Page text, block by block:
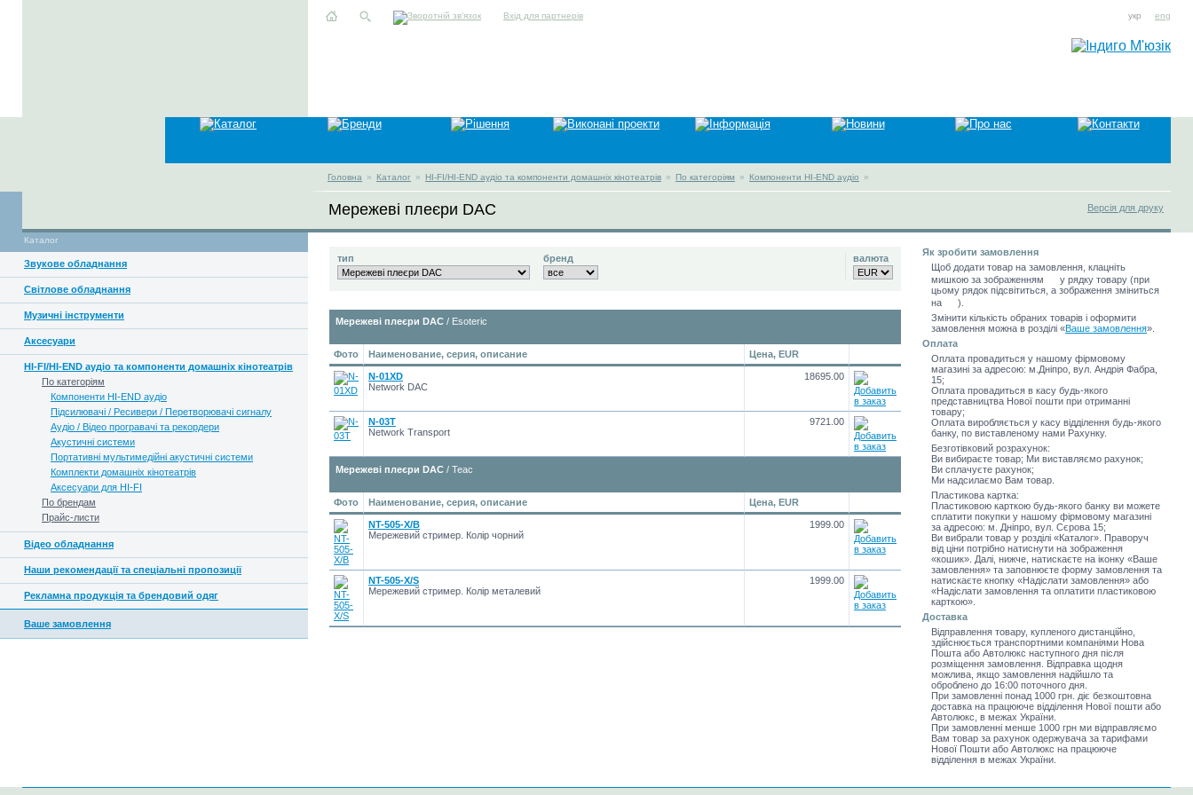
Вхід для партнерів укр eng
Головна » Каталог » HI-FI/HI-END аудіо та компоненти домашніх кінотеатрів » По категоріям » Компоненти HI-END аудіо »
Мережеві плеєри DAC Версія для друку
Каталог
Звукове обладнання
Світлове обладнання
Музичні інструменти
Аксесуари
HI-FI/HI-END аудіо та компоненти домашніх кінотеатрів
По категоріям
Компоненти HI-END аудіо
Підсилювачі / Ресивери / Перетворювачі сигналу
Аудіо / Відео програвачі та рекордери
Акустичні системи
Портативні мультимедійні акустичні системи
Комплекти домашніх кінотеатрів
Аксесуари для HI-FI
По брендам
Прайс-листи
Відео обладнання
Наши рекомендації та спеціальні пропозиції
Рекламна продукція та брендовий одяг
Ваше замовлення
валюта
тип бренд
Мережеві плеєри DAC / Esoteric
Фото Наименование, серия, описание Цена, EUR
N-01XD
Network DAC
18695.00
N-03T
Network Transport
9721.00
Мережеві плеєри DAC / Teac
Фото Наименование, серия, описание Цена, EUR
NT-505-X/B
Мережевий стример. Колір чорний
1999.00
NT-505-X/S
Мережевий стример. Колір металевий
1999.00
Як зробити замовлення
Щоб додати товар на замовлення, клацніть
мишкою за зображенням
у рядку товару (при
цьому рядок підсвітиться, а зображення зміниться
на
).
Змінити кількість обраних товарів і оформити
замовлення можна в розділі «Ваше замовлення»
Оплата
Оплата провадиться у нашому фірмовому
магазині за адресою: м.Дніпро, вул. Андрія Фабра,
15;
Оплата провадиться в касу будь-якого
представництва Нової пошти при отриманні
товару;
Оплата виробляється у касу відділення будь-якого
банку, по виставленому нами Рахунку.
Безготівковий розрахунок:
Ви вибираєте товар; Ми виставляємо рахунок;
Ви сплачуєте рахунок;
Ми надсилаємо Вам товар.
Пластикова картка:
Пластиковою карткою будь-якого банку ви можете
сплатити покупки у нашому фірмовому магазині
за адресою: м. Дніпро, вул. Сєрова 15;
Ви вибрали товар у розділі «Каталог». Праворуч
від ціни потрібно натиснути на зображення
«кошик». Далі, нижче, натискаєте на іконку «Ваше
замовлення» та заповнюєте форму замовлення та
натискаєте кнопку «Надіслати замовлення» або
«Надіслати замовлення та оплатити пластиковою
карткою».
Доставка
Відправлення товару, купленого дистанційно,
здійснюється транспортними компаніями Нова
Пошта або Автолюкс наступного дня після
розміщення замовлення. Відправка щодня
можлива, якщо замовлення надійшло та
оброблено до 16:00 поточного дня.
При замовленні понад 1000 грн. діє безкоштовна
доставка на працююче відділення Нової пошти або
Автолюкс, в межах України.
При замовленні менше 1000 грн ми відправляємо
Вам товар за рахунок одержувача за тарифами
Нової Пошти або Автолюкс на працююче
відділення в межах України.